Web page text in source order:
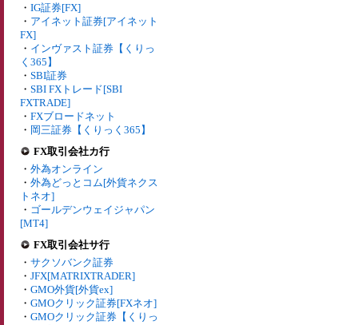
・ IG証券[FX]
・ アイネット証券[アイネット
FX]
・ インヴァスト証券【くりっ
く365】
・ SBI証券
・ SBI FXトレード[SBI
FXTRADE]
・ FXブロードネット
・ 岡三証券【くりっく365】
FX取引会社カ行
・ 外為オンライン
・ 外為どっとコム[外貨ネクス
トネオ]
・ ゴールデンウェイジャパン
[MT4]
FX取引会社サ行
・ サクソバンク証券
・ JFX[MATRIXTRADER]
・ GMO外貨[外貨ex]
・ GMOクリック証券[FXネオ]
・ GMOクリック証券【くりっ